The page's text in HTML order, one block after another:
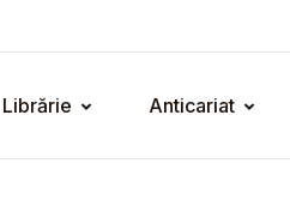
Librărie Anticariat